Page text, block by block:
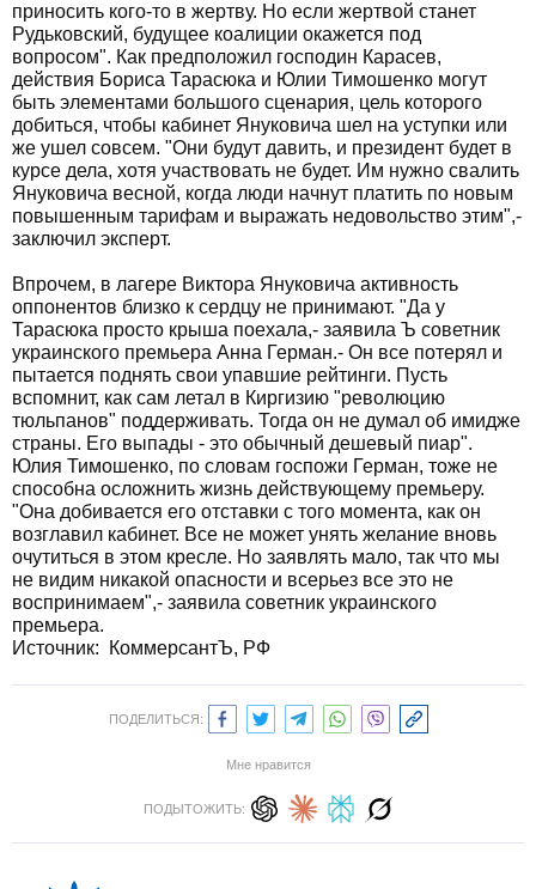
приносить кого-то в жертву. Но если жертвой станет
Рудьковский, будущее коалиции окажется под
вопросом". Как предположил господин Карасев,
действия Бориса Тарасюка и Юлии Тимошенко могут
быть элементами большого сценария, цель которого
добиться, чтобы кабинет Януковича шел на уступки или
же ушел совсем. "Они будут давить, и президент будет в
курсе дела, хотя участвовать не будет. Им нужно свалить
Януковича весной, когда люди начнут платить по новым
повышенным тарифам и выражать недовольство этим",-
заключил эксперт.
Впрочем, в лагере Виктора Януковича активность
оппонентов близко к сердцу не принимают. "Да у
Тарасюка просто крыша поехала,- заявила Ъ советник
украинского премьера Анна Герман.- Он все потерял и
пытается поднять свои упавшие рейтинги. Пусть
вспомнит, как сам летал в Киргизию "революцию
тюльпанов" поддерживать. Тогда он не думал об имидже
страны. Его выпады - это обычный дешевый пиар".
Юлия Тимошенко, по словам госпожи Герман, тоже не
способна осложнить жизнь действующему премьеру.
"Она добивается его отставки с того момента, как он
возглавил кабинет. Все не может унять желание вновь
очутиться в этом кресле. Но заявлять мало, так что мы
не видим никакой опасности и всерьез все это не
воспринимаем",- заявила советник украинского
премьера.
Источник: КоммерсантЪ, РФ
ПОДЕЛИТЬСЯ:
Мне нравится
ПОДЫТОЖИТЬ: